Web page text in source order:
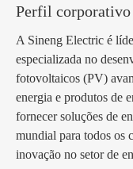
Perfil corporativo
A Sineng Electric é
especializada no
fotovoltaicos (PV)
energia e produtos de
fornecer soluções de
mundial para todos os
inovação no setor de